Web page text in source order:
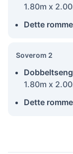
1.80m x
Dette
Soverom 2
1.80m x
Dette